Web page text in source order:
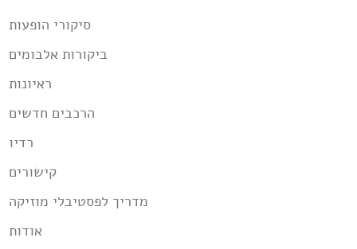
סיקורי הופעות
ביקורות אלבומים
ראיונות
הרכבים חדשים
רדיו
קישורים
מדריך לפסטיבלי מוזיקה
אודות